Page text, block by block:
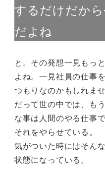
するだけだか
だよね
と。その発想一見もっ
よね。一見社員の仕事
つもりなのかもしれま
だって世の中では、も
な事は人間のやる仕事で
それをやらせている。
気がついた時にはそん
状態になっている。